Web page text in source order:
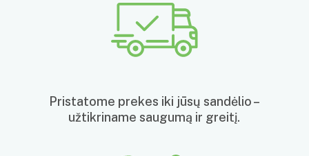
Pristatome prekes iki jūsų sandėlio –
užtikriname saugumą ir greitį.